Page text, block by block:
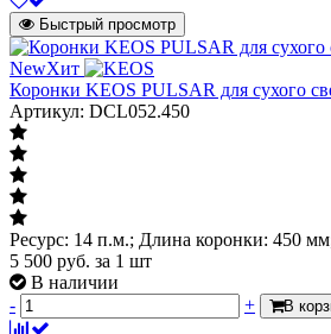
Быстрый просмотр
NewХит
Коронки KEOS PULSAR для сухого
Артикул: DCL052.450
Ресурс: 14 п.м.; Длина коронки: 450
5 500 руб. за 1 шт
В наличии
-
+ В